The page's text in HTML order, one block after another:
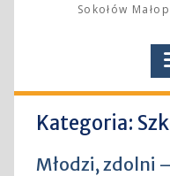
Sokołów
Kategoria:
Młodzi, zdolni